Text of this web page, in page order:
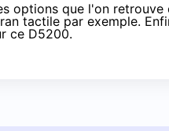
options que l'on
tactile par exemple.
ce D5200.